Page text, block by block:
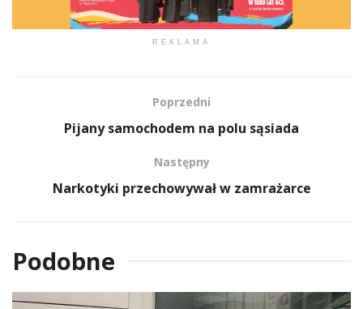
REKLAMA
Poprzedni
Pijany samochodem na polu sąsiada
Następny
Narkotyki przechowywał w zamrażarce
Podobne